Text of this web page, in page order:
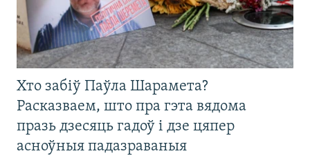
Хто забіў Паўла Шарамета?
Расказваем, што пра гэта вядома
празь дзесяць гадоў і дзе цяпер
асноўныя падазраваныя